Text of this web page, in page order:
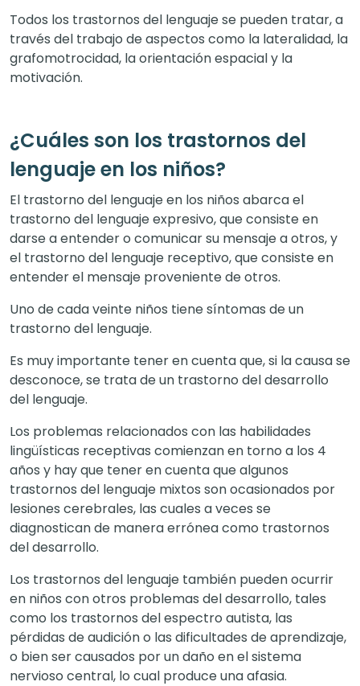
Todos los trastornos del lenguaje se pueden tratar, a
través del trabajo de aspectos como la lateralidad, la
grafomotrocidad, la orientación espacial y la
motivación.
¿Cuáles son los trastornos del
lenguaje en los niños?
El trastorno del lenguaje en los niños abarca el
trastorno del lenguaje expresivo, que consiste en
darse a entender o comunicar su mensaje a otros, y
el trastorno del lenguaje receptivo, que consiste en
entender el mensaje proveniente de otros.
Uno de cada veinte niños tiene síntomas de un
trastorno del lenguaje.
Es muy importante tener en cuenta que, si la causa se
desconoce, se trata de un trastorno del desarrollo
del lenguaje.
Los problemas relacionados con las habilidades
lingüísticas receptivas comienzan en torno a los 4
años y hay que tener en cuenta que algunos
trastornos del lenguaje mixtos son ocasionados por
lesiones cerebrales, las cuales a veces se
diagnostican de manera errónea como trastornos
del desarrollo.
Los trastornos del lenguaje también pueden ocurrir
en niños con otros problemas del desarrollo, tales
como los trastornos del espectro autista, las
pérdidas de audición o las dificultades de aprendizaje,
o bien ser causados por un daño en el sistema
nervioso central, lo cual produce una afasia.